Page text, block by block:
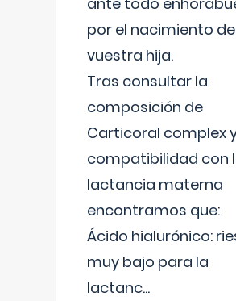
por el nacimiento de
vuestra hija.
Tras consultar la
composición de
Carticoral complex
compatibilidad con
lactancia materna
encontramos que:
Ácido hialurónico:
muy bajo para la
lactanc...